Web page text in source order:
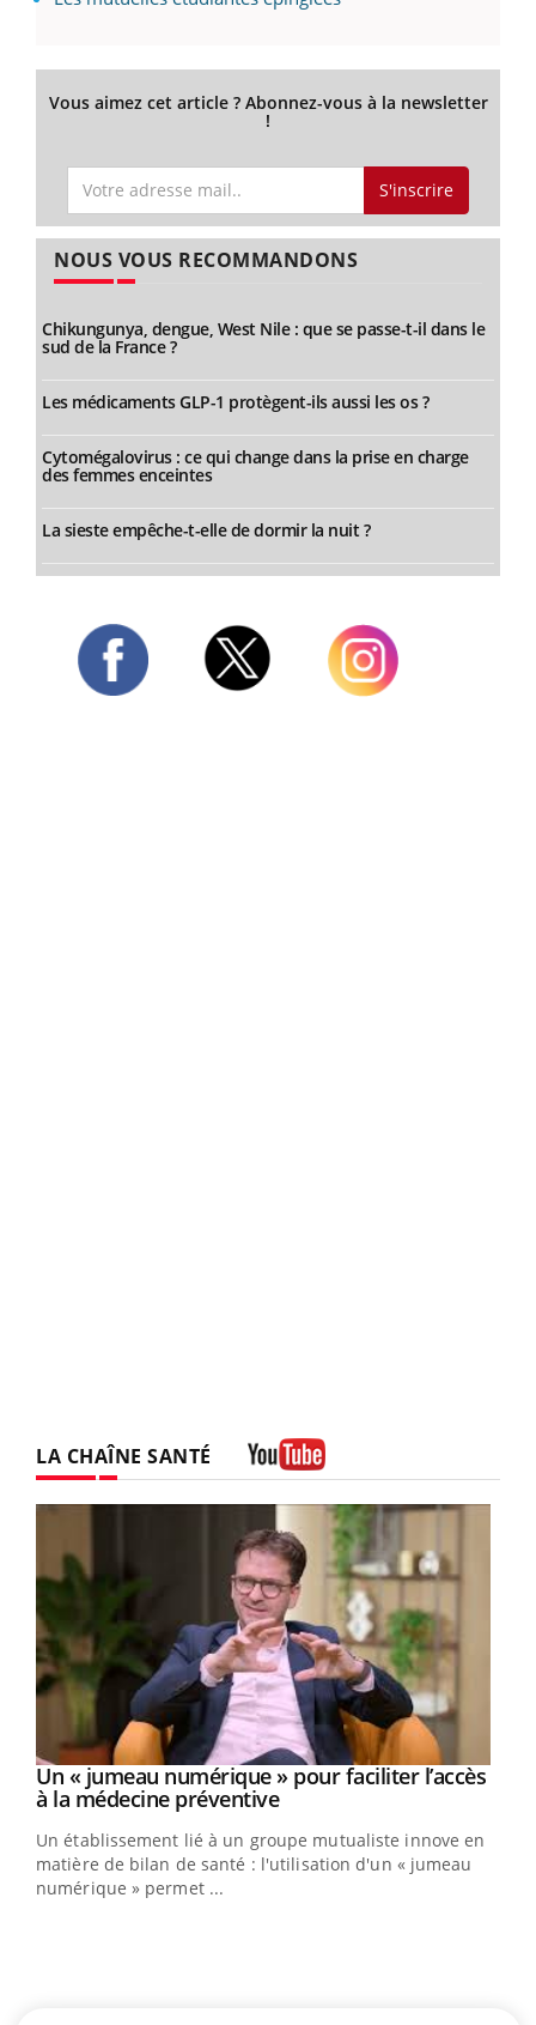
Vous aimez cet article ? Abonnez-vous à la newsletter
!
S'inscrire
NOUS VOUS RECOMMANDONS
Chikungunya, dengue, West Nile : que se passe-t-il dans le
sud de la France ?
Les médicaments GLP-1 protègent-ils aussi les os ?
Cytomégalovirus : ce qui change dans la prise en charge
des femmes enceintes
La sieste empêche-t-elle de dormir la nuit ?
LA CHAÎNE SANTÉ
Youtube
Un « jumeau numérique » pour faciliter l’accès
à la médecine préventiveYoutube
Un établissement lié à un groupe mutualiste innove en
matière de bilan de santé : l'utilisation d'un « jumeau
numérique » permet ...